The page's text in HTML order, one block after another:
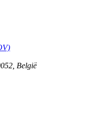
, België